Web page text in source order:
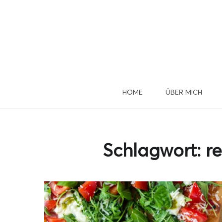
HOME ÜBER MICH
Schlagwort: